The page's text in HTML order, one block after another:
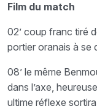
Film du match
02’ coup franc tiré
portier oranais à se
08’ le même
dans l’axe,
ultime réflexe